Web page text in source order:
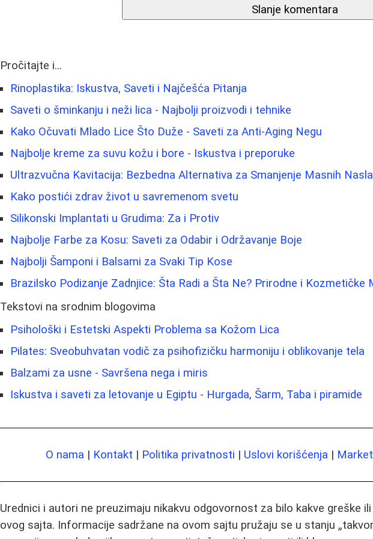
Slanje komentara
Pročitajte i...
Rinoplastika: Iskustva, Saveti i Najčešća Pitanja
Saveti o šminkanju i neži lica - Najbolji proizvodi i tehnike
Kako Očuvati Mlado Lice Što Duže - Saveti za Anti-Aging Negu
Najbolje kreme za suvu kožu i bore - Iskustva i preporuke
Ultrazvučna Kavitacija: Bezbedna Alternativa za Smanjenje Masnih
Kako postići zdrav život u savremenom svetu
Silikonski Implantati u Grudima: Za i Protiv
Najbolje Farbe za Kosu: Saveti za Odabir i Održavanje Boje
Najbolji Šamponi i Balsami za Svaki Tip Kose
Brazilsko Podizanje Zadnjice: Šta Radi a Šta Ne? Prirodne i Kozmetičke
Tekstovi na srodnim blogovima
Psihološki i Estetski Aspekti Problema sa Kožom Lica
Pilates: Sveobuhvatan vodič za psihofizičku harmoniju i oblikovanje tela
Balzami za usne - Savršena nega i miris
Iskustva i saveti za letovanje u Egiptu - Hurgada, Šarm, Taba i piramide
O nama | Kontakt | Politika privatnosti | Uslovi korišćenja |
Urednici i autori ne preuzimaju nikakvu odgovornost za bilo kakve greške
ovog sajta. Informacije sadržane na ovom sajtu pružaju se u stanju